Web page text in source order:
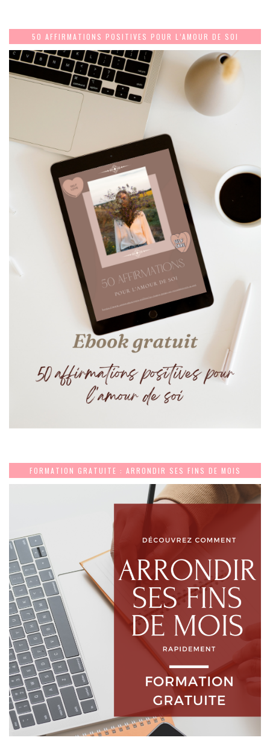
50 AFFIRMATIONS POSITIVES POUR L’AMOUR DE SOI
FORMATION GRATUITE : ARRONDIR SES FINS DE MOIS